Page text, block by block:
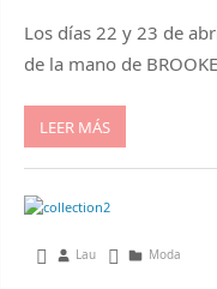
Los días 22 y 23 de
de la mano de
LEER MÁS
julio 31, 2013
Lau Moda